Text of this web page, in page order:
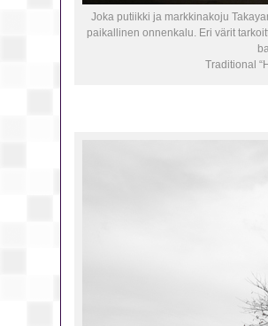
Joka putiikki ja markkinakoju
paikallinen onnenkalu. Eri värit
Traditional